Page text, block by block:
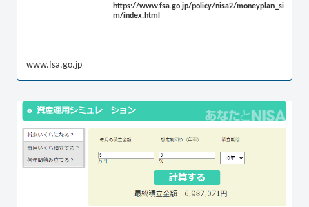
https://www.fsa.go.jp/policy/nisa2/moneyplan_si
m/index.html
www.fsa.go.jp